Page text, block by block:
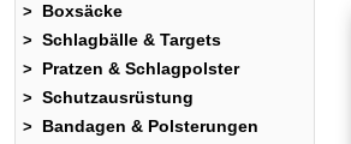
> Boxsäcke
> Schlagbälle & Targets
> Pratzen & Schlagpolster
> Schutzausrüstung
> Bandagen & Polsterungen